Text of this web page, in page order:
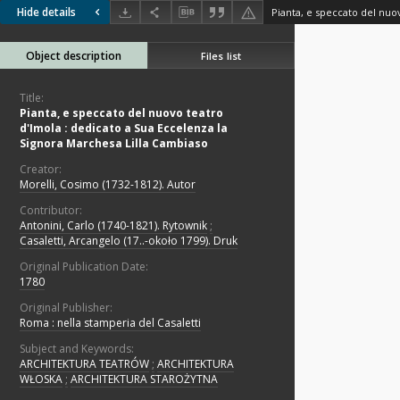
Hide details
Object description Files list
Title:
Pianta, e speccato del nuovo teatro
d'Imola : dedicato a Sua Eccelenza la
Signora Marchesa Lilla Cambiaso
Creator:
Morelli, Cosimo (1732-1812). Autor
Contributor:
Antonini, Carlo (1740-1821). Rytownik ;
Casaletti, Arcangelo (17..-około 1799). Druk
Original Publication Date:
1780
Original Publisher:
Roma : nella stamperia del Casaletti
Subject and Keywords:
ARCHITEKTURA TEATRÓW ; ARCHITEKTURA
WŁOSKA ; ARCHITEKTURA STAROŻYTNA